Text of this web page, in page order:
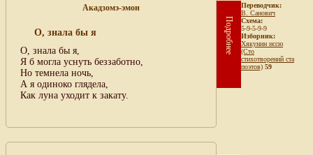
Акадзомэ-эмон
О, знала бы я
О, знала бы я,
Я б могла уснуть беззаботно,
Но темнела ночь,
А я одиноко глядела,
Как луна уходит к закату.
Подробнее
Переводчик:
В. Санович
Схема:
5-9-5-9-9
Изборник:
Хякунин иссю
(Сто
стихотворений ста
поэтов) 59